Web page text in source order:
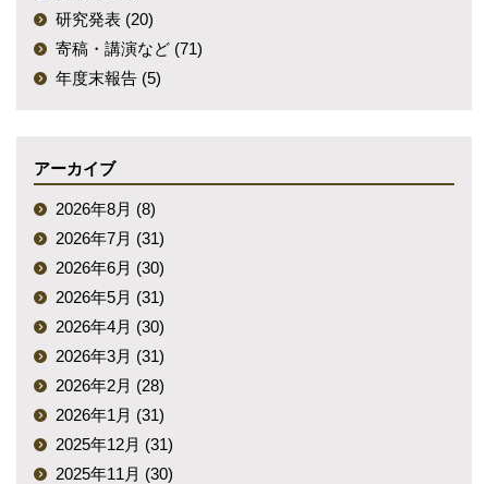
研究発表 (20)
寄稿・講演など (71)
年度末報告 (5)
アーカイブ
2026年8月 (8)
2026年7月 (31)
2026年6月 (30)
2026年5月 (31)
2026年4月 (30)
2026年3月 (31)
2026年2月 (28)
2026年1月 (31)
2025年12月 (31)
2025年11月 (30)